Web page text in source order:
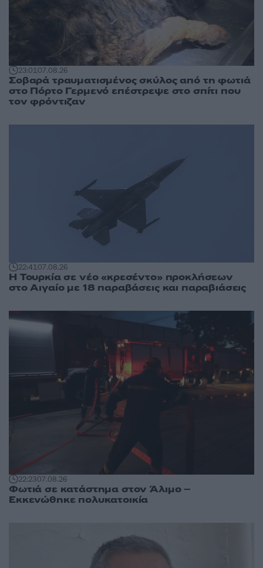
23:0107.08.26
Σοβαρά τραυματισμένος σκύλος από τη φωτιά
στο Πόρτο Γερμενό επέστρεψε στο σπίτι που
τον φρόντιζαν
22:4107.08.26
Η Τουρκία σε νέο «κρεσέντο» προκλήσεων
στο Αιγαίο με 18 παραβάσεις και παραβιάσεις
22:2307.08.26
Φωτιά σε κατάστημα στον Άλιμο –
Εκκενώθηκε πολυκατοικία